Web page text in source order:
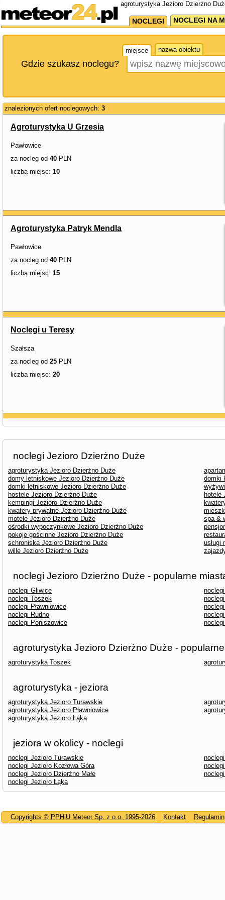
agroturystyka Jezioro Dzierżno
NOCLEGI NOCLEGI NA
miejsce nazwa obiektu
Gdzie szukasz noclegu?
znalezionych ofert noclegowych: 3
Agroturystyka U Grzesia
Pawłowice
za nocleg od 40 PLN
liczba miejsc: 10
Agroturystyka Patryk Mendla
Pawłowice
za nocleg od 40 PLN
liczba miejsc: 15
Noclegi u Teresy
Szałsza
za nocleg od 25 PLN
liczba miejsc: 20
noclegi Jezioro Dzierżno Duże
agroturystyka Jezioro Dzierżno Duże
domy letniskowe Jezioro Dzierżno Duże
domki
domki letniskowe Jezioro Dzierżno Duże
hostele Jezioro Dzierżno Duże
hotele
kempingi Jezioro Dzierżno Duże
kwatery prywatne Jezioro Dzierżno Duże
motele Jezioro Dzierżno Duże
spa &
ośrodki wypoczynkowe Jezioro Dzierżno Duże
pokoje gościnne Jezioro Dzierżno Duże
schroniska Jezioro Dzierżno Duże
usługi
wille Jezioro Dzierżno Duże
noclegi Jezioro Dzierżno Duże - popularne
noclegi Gliwice
noclegi Toszek
noclegi Pławniowice
noclegi Rudno
noclegi Poniszowice
agroturystyka Jezioro Dzierżno Duże -
agroturystyka Toszek
agroturystyka - jeziora
agroturystyka Jezioro Turawskie
agroturystyka Jezioro Pławniowice
agroturystyka Jezioro Łąka
jeziora w okolicy - noclegi
noclegi Jezioro Turawskie
noclegi Jezioro Kozłowa Góra
noclegi Jezioro Dzierżno Małe
noclegi Jezioro Łąka
Copyrights © PPHiU Meteor Sp. z o.o. 1995-2026 Kontakt Regulamin